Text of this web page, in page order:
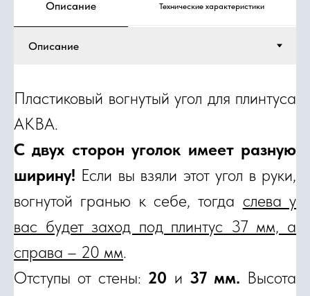
Описание Технические характеристики
Пластиковый вогнутый угол для плинтуса
АКВА.
С двух сторон уголок имеет разную
ширину! Если вы взяли этот угол в руки,
вогнутой гранью к себе, тогда слева у
вас будет заход под плинтус 37 мм, а
справа – 20 мм.
Отступы от стены: 20 и 37 мм. Высота